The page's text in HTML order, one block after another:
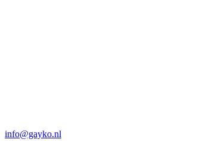
info@gayko.nl